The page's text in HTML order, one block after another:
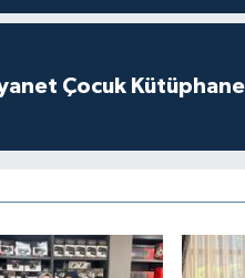
Çocuk